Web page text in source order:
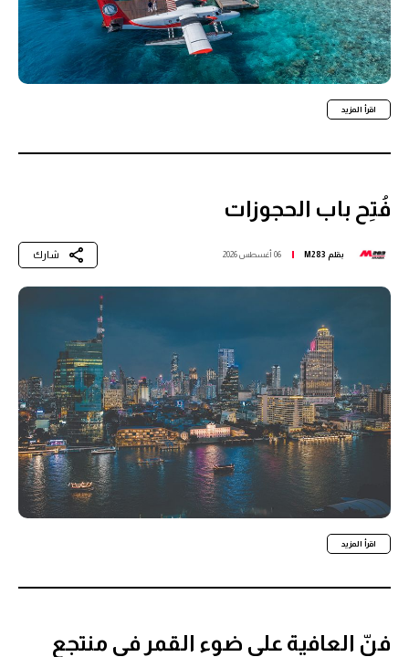
اقرأ المزيد
فُتِح باب الحجوزات
بقلم M283 06 أغسطس 2026 شارك
اقرأ المزيد
فنّ العافية على ضوء القمر في منتجع